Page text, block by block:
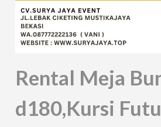
Rental Meja
d180,Kursi